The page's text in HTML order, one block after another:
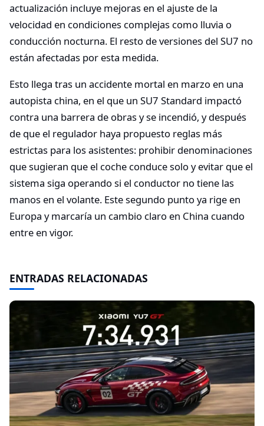
actualización incluye mejoras en el ajuste de la
velocidad en condiciones complejas como lluvia o
conducción nocturna. El resto de versiones del SU7 no
están afectadas por esta medida.
Esto llega tras un accidente mortal en marzo en una
autopista china, en el que un SU7 Standard impactó
contra una barrera de obras y se incendió, y después
de que el regulador haya propuesto reglas más
estrictas para los asistentes: prohibir denominaciones
que sugieran que el coche conduce solo y evitar que el
sistema siga operando si el conductor no tiene las
manos en el volante. Este segundo punto ya rige en
Europa y marcaría un cambio claro en China cuando
entre en vigor.
ENTRADAS RELACIONADAS